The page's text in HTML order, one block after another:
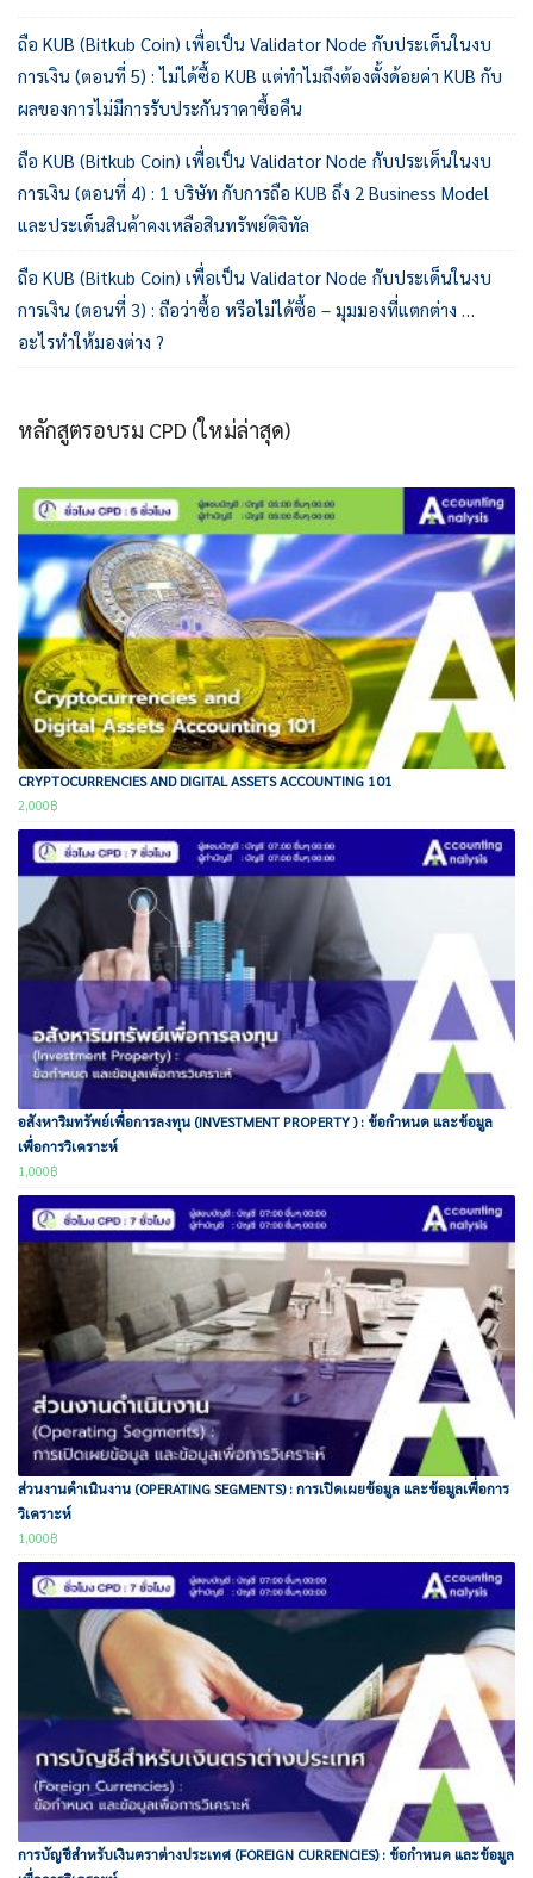
ถือ KUB (Bitkub Coin) เพื่อเป็น Validator Node กับประเด็นในงบ
การเงิน (ตอนที่ 5) : ไม่ได้ซื้อ KUB แต่ทำไมถึงต้องตั้งด้อยค่า KUB กับ
ผลของการไม่มีการรับประกันราคาซื้อคืน
ถือ KUB (Bitkub Coin) เพื่อเป็น Validator Node กับประเด็นในงบ
การเงิน (ตอนที่ 4) : 1 บริษัท กับการถือ KUB ถึง 2 Business Model
และประเด็นสินค้าคงเหลือสินทรัพย์ดิจิทัล
ถือ KUB (Bitkub Coin) เพื่อเป็น Validator Node กับประเด็นในงบ
การเงิน (ตอนที่ 3) : ถือว่าซื้อ หรือไม่ได้ซื้อ – มุมมองที่แตกต่าง …
อะไรทำให้มองต่าง ?
หลักสูตรอบรม CPD (ใหม่ล่าสุด)
CRYPTOCURRENCIES AND DIGITAL ASSETS ACCOUNTING 101
2,000฿
อสังหาริมทรัพย์เพื่อการลงทุน (INVESTMENT PROPERTY ) : ข้อกำหนด และข้อมูล
เพื่อการวิเคราะห์
1,000฿
ส่วนงานดำเนินงาน (OPERATING SEGMENTS) : การเปิดเผยข้อมูล และข้อมูลเพื่อการ
วิเคราะห์
1,000฿
การบัญชีสำหรับเงินตราต่างประเทศ (FOREIGN CURRENCIES) : ข้อกำหนด และข้อมูล